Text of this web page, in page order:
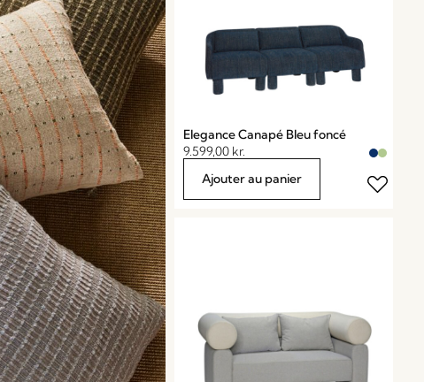
Elegance Canapé Bleu foncé
9.599,00 kr.
Ajouter au panier